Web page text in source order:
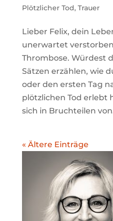
Plötzlicher Tod, Trauer
Lieber Felix, dein
unerwartet
Thrombose. Würdest
Sätzen erzählen, wie
oder den ersten Tag
plötzlichen Tod
sich in Bruchteilen
« Ältere Einträge